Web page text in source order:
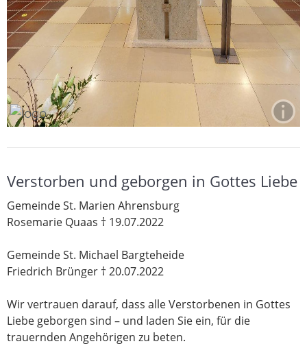
Verstorben und geborgen in Gottes Liebe
Gemeinde St. Marien Ahrensburg
Rosemarie Quaas † 19.07.2022
Gemeinde St. Michael Bargteheide
Friedrich Brünger † 20.07.2022
Wir vertrauen darauf, dass alle Verstorbenen in Gottes
Liebe geborgen sind – und laden Sie ein, für die
trauernden Angehörigen zu beten.